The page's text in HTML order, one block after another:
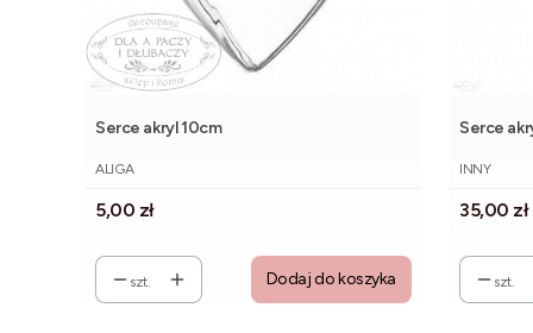
Serce akryl 10cm
PRODUCENT
ALIGA
Cena
5,00 zł
szt. Dodaj do koszyka
Serce
INNY
Cena
35,00 zł
szt.